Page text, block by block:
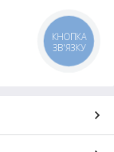
КНОПКА
ЗВ'ЯЗКУ